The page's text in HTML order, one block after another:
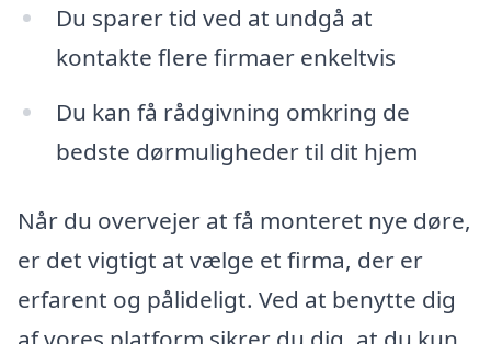
Du sparer tid ved at undgå at
kontakte flere firmaer enkeltvis
Du kan få rådgivning omkring de
bedste dørmuligheder til dit hjem
Når du overvejer at få monteret nye døre,
er det vigtigt at vælge et firma, der er
erfarent og pålideligt. Ved at benytte dig